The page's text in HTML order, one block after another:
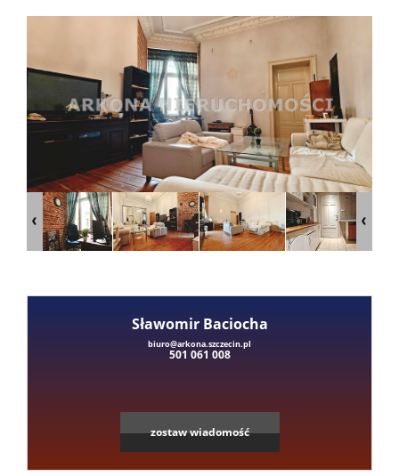
Domy
Dzialki
−
Sławomir Baciocha
biuro@arkona.szczecin.pl
501 061 008
zostaw wiadomość